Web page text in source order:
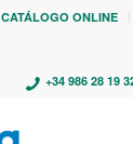
CATÁLOGO ONLINE
+34 986 28 19